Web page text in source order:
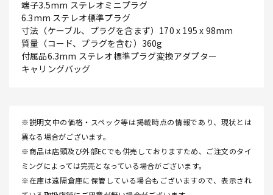
端子3.5mm ステレオミニプラグ
6.3mm ステレオ標準プラグ
寸法（ケーブル、プラグを含まず）170 x 195 x 98mm
質量（コード、プラグを含む）360g
付属品6.3mm ステレオ標準プラグ変換アダプター
キャリングバッグ
※説明文中の価格・スペック等は掲載時点の情報であり、現状とは
異なる場合がございます。
※商品は店頭及び外部ECでも併売しておりますため、ご注文のタイ
ミングによっては完売となっている場合がございます。
※在庫は遠隔倉庫に保管している場合もございますので、表示され